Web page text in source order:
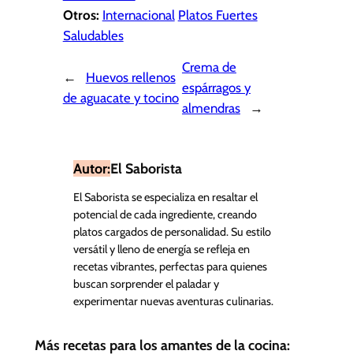
Otros: Internacional Platos Fuertes
Saludables
←
Huevos rellenos
de aguacate y tocino
Crema de
espárragos y
almendras
→
Autor:El Saborista
El Saborista se especializa en resaltar el
potencial de cada ingrediente, creando
platos cargados de personalidad. Su estilo
versátil y lleno de energía se refleja en
recetas vibrantes, perfectas para quienes
buscan sorprender el paladar y
experimentar nuevas aventuras culinarias.
Más recetas para los amantes de la cocina: